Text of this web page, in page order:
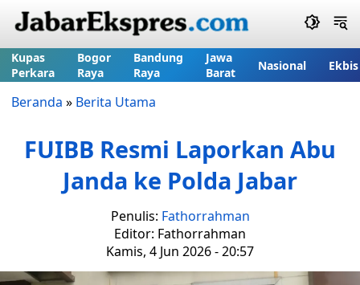
Kupas
Perkara
Bogor
Raya
Bandung
Raya
Jawa
Barat
Nasional Ekbis
Beranda » Berita Utama
FUIBB Resmi Laporkan Abu
Janda ke Polda Jabar
Penulis: Fathorrahman
Editor: Fathorrahman
Kamis, 4 Jun 2026 - 20:57